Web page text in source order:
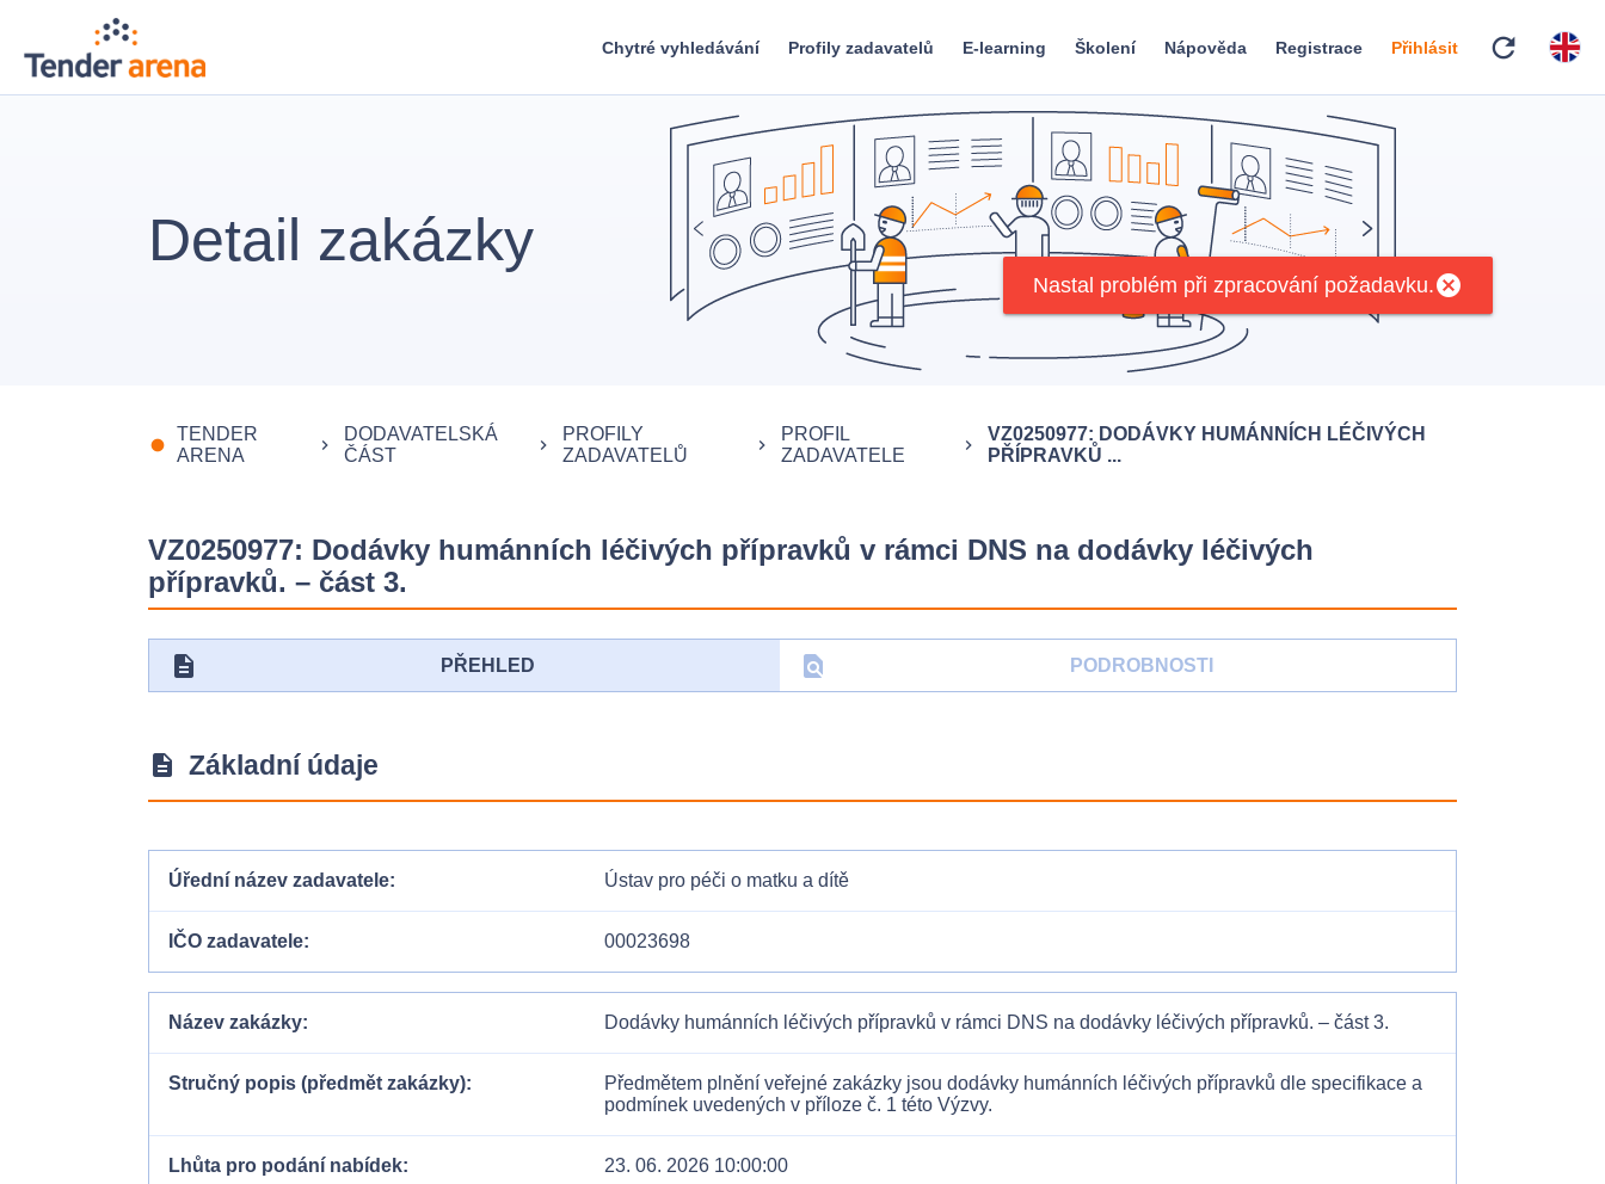
Chytré vyhledávání Profily zadavatelů E-learning Školení Nápověda Registrace Přihlásit refresh
Detail zakázky
fiber_manual_record
TENDER
ARENA
keyboard_arrow_right
DODAVATELSKÁ
ČÁST
keyboard_arrow_right
PROFILY
ZADAVATELŮ
keyboard_arrow_right
PROFIL
ZADAVATELE
keyboard_arrow_right
VZ0250977: DODÁVKY HUMÁNNÍCH LÉČIVÝCH
PŘÍPRAVKŮ ...
VZ0250977: Dodávky humánních léčivých přípravků v rámci DNS na dodávky léčivých
přípravků. – část 3.
description PŘEHLED find_in_page PODROBNOSTI
description Základní údaje
Úřední název zadavatele Ústav pro péči o matku a dítě
IČO zadavatele 00023698
Název zakázky Dodávky humánních léčivých přípravků v rámci DNS na dodávky léčivých přípravků. – část 3.
Stručný popis (předmět zakázky)
Předmětem plnění veřejné zakázky jsou dodávky humánních léčivých přípravků dle specifikace a
podmínek uvedených v příloze č. 1 této Výzvy.
Lhůta pro podání nabídek 23. 06. 2026 10:00:00
Nastal problém při zpracování požadavku.